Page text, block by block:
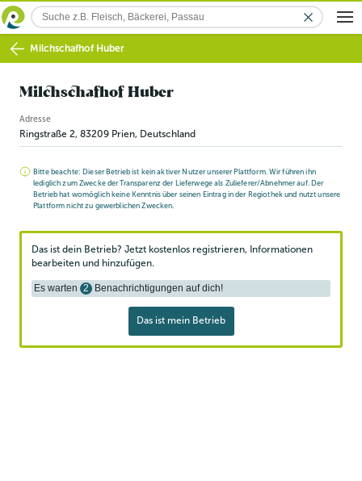
Milchschafhof Huber
Milchschafhof Huber
Adresse
Ringstraße 2, 83209 Prien, Deutschland
Bitte beachte: Dieser Betrieb ist kein aktiver Nutzer unserer Plattform. Wir führen ihn
lediglich zum Zwecke der Transparenz der Lieferwege als Zulieferer/Abnehmer auf. Der
Betrieb hat womöglich keine Kenntnis über seinen Eintrag in der Regiothek und nutzt unsere
Plattform nicht zu gewerblichen Zwecken.
Das ist dein Betrieb? Jetzt kostenlos registrieren, Informationen
bearbeiten und hinzufügen.
Es warten 2 Benachrichtigungen auf dich!
Das ist mein Betrieb